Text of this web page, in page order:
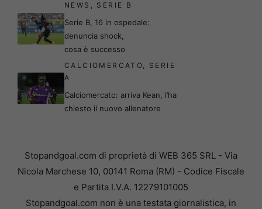
NEWS SERIE B
Serie B, 16 in ospedale:
denuncia shock,
cosa è successo
CALCIOMERCATO
SERIE
A
Calciomercato: arriva Kean, l’ha
chiesto il nuovo allenatore
Stopandgoal.com di proprietà di WEB 365 SRL - Via
Nicola Marchese 10, 00141 Roma (RM) - Codice Fiscale
e Partita I.V.A. 12279101005
Stopandgoal.com non è una testata giornalistica, in